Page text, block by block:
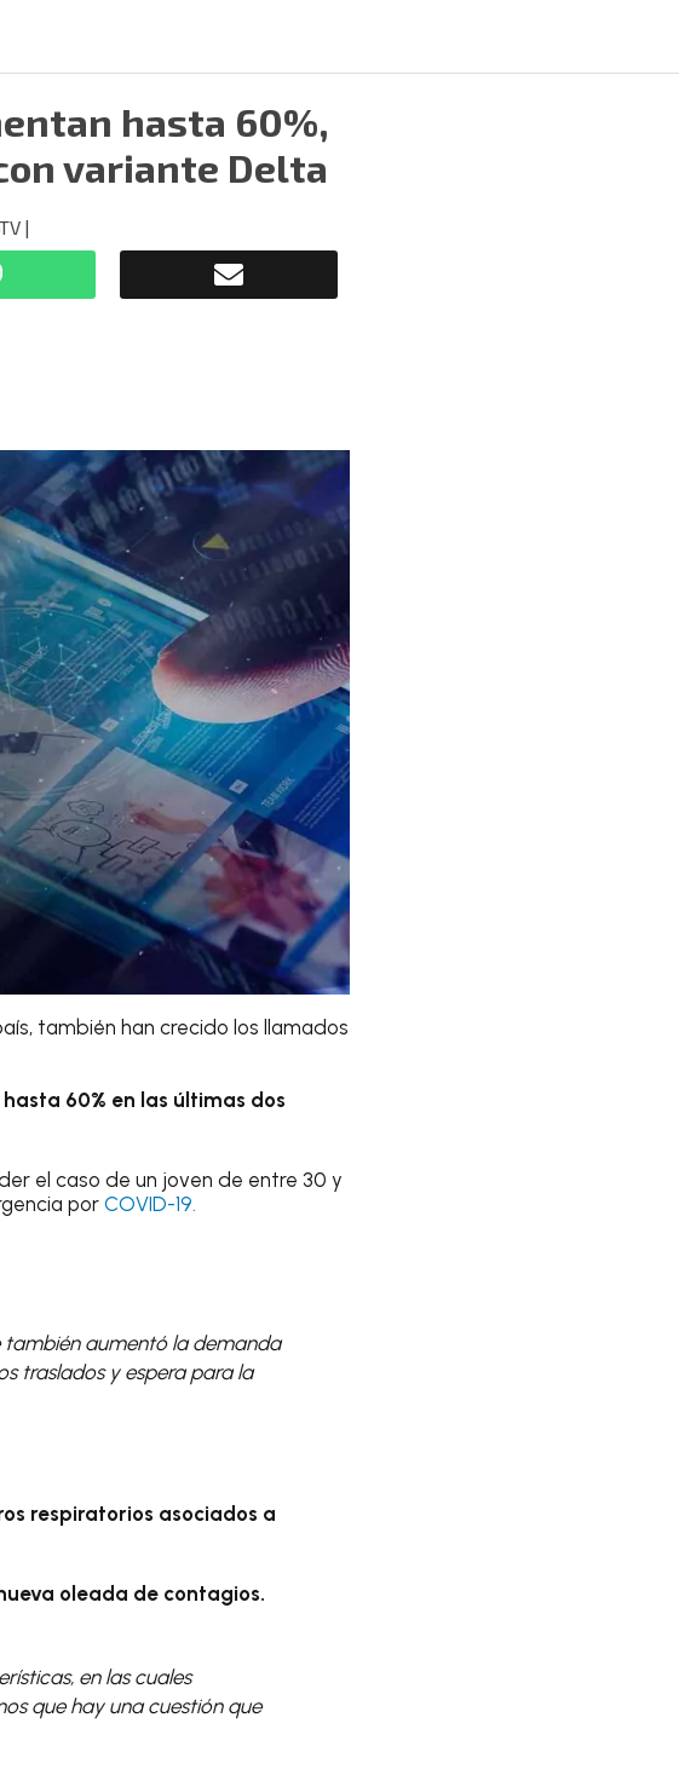
hasta 60%,
variante Delta
|
también han crecido los llamados
hasta 60% en las últimas dos
el caso de un joven de entre 30 y
por COVID-19.
también aumentó la demanda
traslados y espera para la
respiratorios asociados a
oleada de contagios.
en las cuales
que hay una cuestión que